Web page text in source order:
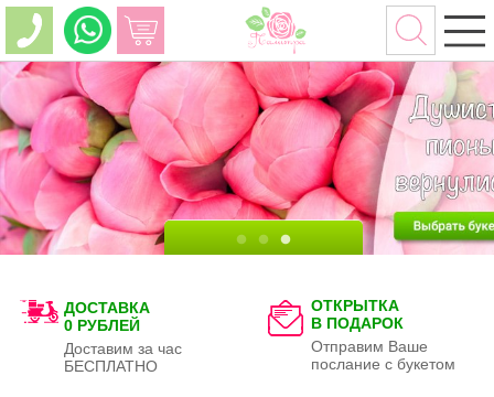
ДОСТАВКА
0 РУБЛЕЙ
Доставим за час
БЕСПЛАТНО
ОТКРЫТКА
В ПОДАРОК
Отправим Ваше
послание с букетом